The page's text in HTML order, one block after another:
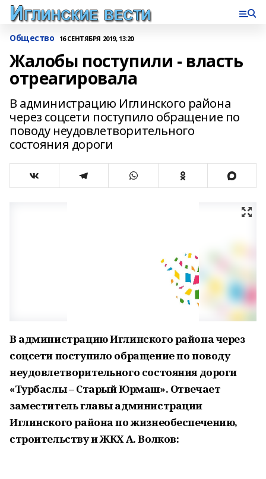
Общество 16 СЕНТЯБРЯ 2019, 13:20
Жалобы поступили - власть
отреагировала
В администрацию Иглинского района
через соцсети поступило обращение по
поводу неудовлетворительного
состояния дороги
В администрацию Иглинского района через
соцсети поступило обращение по поводу
неудовлетворительного состояния дороги
«Турбаслы – Старый Юрмаш». Отвечает
заместитель главы администрации
Иглинского района по жизнеобеспечению,
строительству и ЖКХ А. Волков: